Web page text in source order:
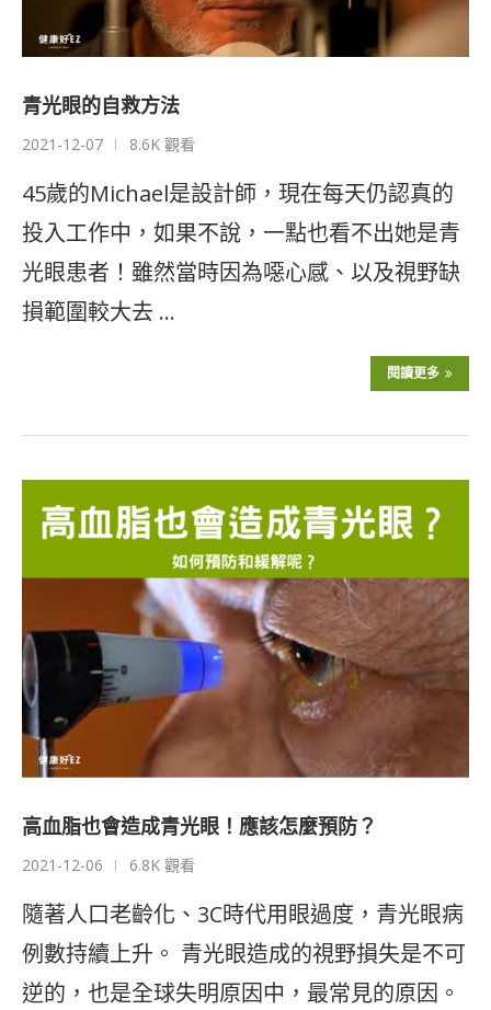
青光眼的自救方法
2021-12-07 8.6K 觀看
45歲的Michael是設計師，現在每天仍認真的
投入工作中，如果不說，一點也看不出她是青
光眼患者！雖然當時因為噁心感、以及視野缺
損範圍較大去 …
閱讀更多
高血脂也會造成青光眼！應該怎麼預防？
2021-12-06 6.8K 觀看
隨著人口老齡化、3C時代用眼過度，青光眼病
例數持續上升。 青光眼造成的視野損失是不可
逆的，也是全球失明原因中，最常見的原因。